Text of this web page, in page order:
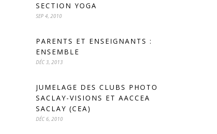
SECTION YOGA
SEP 4, 2010
PARENTS ET ENSEIGNANTS :
ENSEMBLE
DÉC 3, 2013
JUMELAGE DES CLUBS PHOTO
SACLAY-VISIONS ET AACCEA
SACLAY (CEA)
DÉC 6, 2010